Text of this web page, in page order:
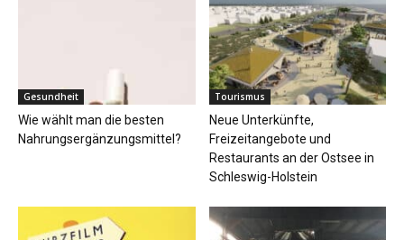
Gesundheit
Wie wählt man die besten
Nahrungsergänzungsmittel?
Tourismus
Neue Unterkünfte,
Freizeitangebote und
Restaurants an der Ostsee in
Schleswig-Holstein